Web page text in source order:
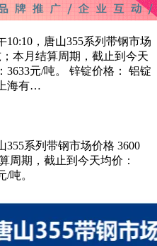
10:10，唐山355系列带钢市场
本月结算周期，截止到今天
3633元/吨。 锌锭价格： 铝锭
海有…
355系列带钢市场价格 3600
周期，截止到今天均价：
/吨。